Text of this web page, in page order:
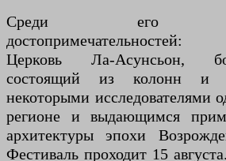
Среди его
достопримечательностей:
Церковь Ла-Асунсьон,
состоящий из колонн и
некоторыми исследователями
регионе и выдающимся
архитектуры эпохи
Фестиваль проходит 15